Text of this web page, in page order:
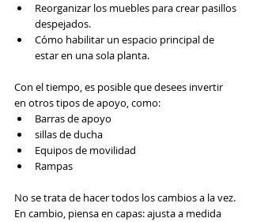
Reorganizar los muebles para crear pasillos
despejados.
Cómo habilitar un espacio principal de
estar en una sola planta.
Con el tiempo, es posible que desees invertir
en otros tipos de apoyo, como:
Barras de apoyo
sillas de ducha
Equipos de movilidad
Rampas
No se trata de hacer todos los cambios a la vez.
En cambio, piensa en capas: ajusta a medida